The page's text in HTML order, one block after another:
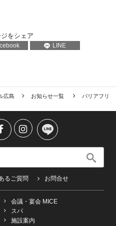
をシェア
LINE
広島 お知らせ一覧
バリアフリ
るご質問 お問合せ
会議・宴会 MICE
スパ
施設案内